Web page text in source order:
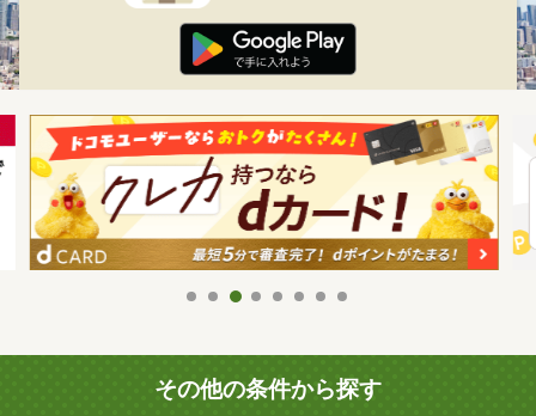
その他の条件から探す